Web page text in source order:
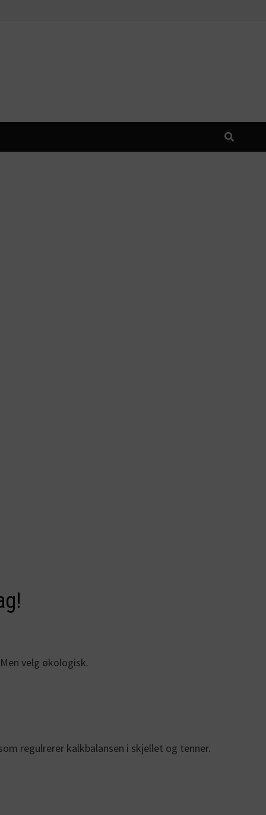
velg økologisk.
regulrerer kalkbalansen i skjellet og tenner.